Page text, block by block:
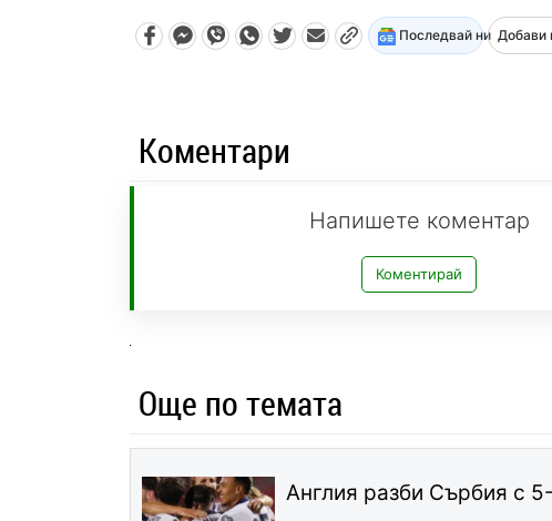
Последвай ни Добави
Коментари
Напишете коментар
Коментирай
Още по темата
Англия разби Сърбия с